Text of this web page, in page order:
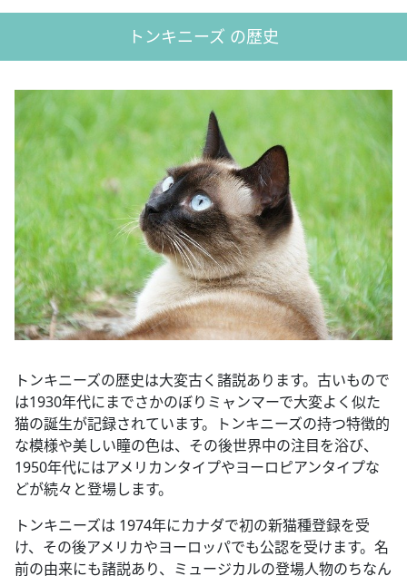
トンキニーズ の歴史
トンキニーズの歴史は大変古く諸説あります。古いもので
は1930年代にまでさかのぼりミャンマーで大変よく似た
猫の誕生が記録されています。トンキニーズの持つ特徴的
な模様や美しい瞳の色は、その後世界中の注目を浴び、
1950年代にはアメリカンタイプやヨーロピアンタイプな
どが続々と登場します。
トンキニーズは 1974年にカナダで初の新猫種登録を受
け、その後アメリカやヨーロッパでも公認を受けます。名
前の由来にも諸説あり、ミュージカルの登場人物のちなん